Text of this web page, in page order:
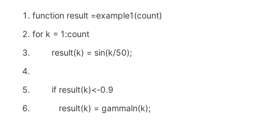
子
直
的
动
我
关
的
我
function result =example1(count)
for k = 1:count
result(k) = sin(k/50);
if result(k)<-0.9
result(k) = gammaln(k);